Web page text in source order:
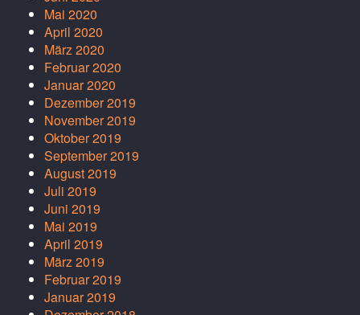
Mai 2020
April 2020
März 2020
Februar 2020
Januar 2020
Dezember 2019
November 2019
Oktober 2019
September 2019
August 2019
Juli 2019
Juni 2019
Mai 2019
April 2019
März 2019
Februar 2019
Januar 2019